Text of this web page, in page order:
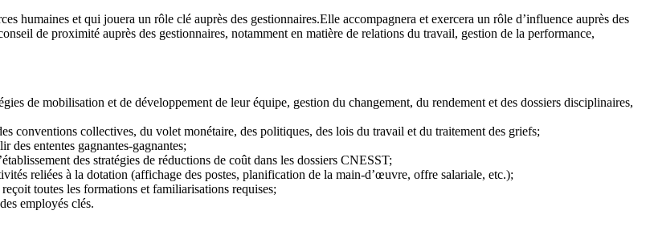
humaines et qui jouera un rôle clé auprès des gestionnaires.Elle accompagnera et exercera un rôle d’influence auprès des
de proximité auprès des gestionnaires, notamment en matière de relations du travail, gestion de la performance,
de mobilisation et de développement de leur équipe, gestion du changement, du rendement et des dossiers disciplinaires,
conventions collectives, du volet monétaire, des politiques, des lois du travail et du traitement des griefs;
des ententes gagnantes-gagnantes;
des stratégies de réductions de coût dans les dossiers CNESST;
reliées à la dotation (affichage des postes, planification de la main-d’œuvre, offre salariale, etc.);
toutes les formations et familiarisations requises;
employés clés.